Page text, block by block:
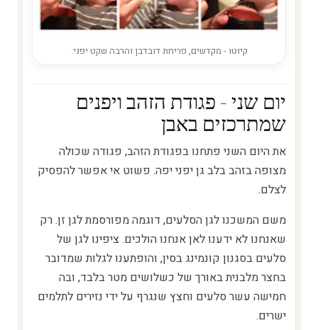
קיוטו - מקדשים, פריחת דובדבן והרבה שקט יפני.
יום שני - פגודת הזהב ויפנים
שמתרכזים באבן
את היום השני פתחנו בפגודת הזהב, פגודה שכולה
מצופה בזהב בלב גן יפני יפה. פשוט אי אפשר להפסיק
לצלם.
משם המשכנו לגן הסלעים, דוגמה מפורסמת לגן זן. רק
שאנחנו לא ידענו לאן אנחנו הולכים. ציפינו לגן של
סלעים בסגנון קונמינג בסין, והופתענו לגלות שמדובר
בחצר מלבנית באורך של כשלושים מטר בלבד, ובה
חמישה עשר סלעים וחצץ שנגרף על ידי נזירים לתלמים
ישרים.